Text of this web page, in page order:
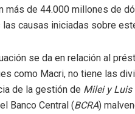
más de 44.000 millones de
las causas iniciadas sobre
se da en relación al
como Macri, no tiene las
de la gestión de Milei y Luis
Banco Central (BCRA)